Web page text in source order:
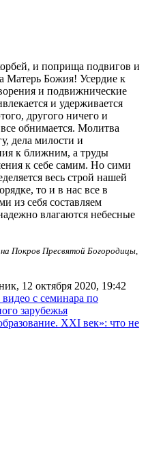
и поприща подвигов и
Матерь Божия! Усердие к
и подвижнические
и удерживается
другого ничего и
обнимается. Молитва
дела милости и
к ближним, а труды
к себе самим. Но сими
весь строй нашей
то и в нас все в
из себя составляем
влагаются небесные
Покров Пресвятой Богородицы,
12 октября 2020, 19:42
с семинара по
зарубежья
XXI век»: что не